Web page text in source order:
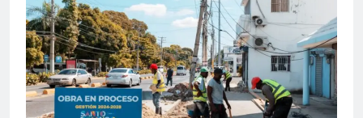
Juegos de Azar
Metro de SD amplía
horario por Juegos
Centroamericanos
4 Días Ago